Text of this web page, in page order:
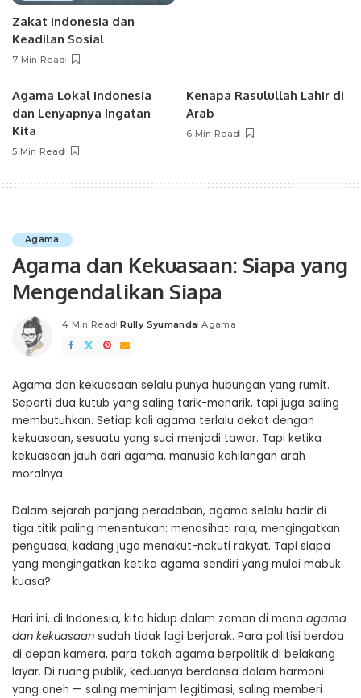
Zakat Indonesia dan
Keadilan Sosial
7 Min Read
Agama Lokal Indonesia
dan Lenyapnya Ingatan
Kita
5 Min Read
Kenapa Rasulullah Lahir di
Arab
6 Min Read
Agama
Agama dan Kekuasaan: Siapa yang
Mengendalikan Siapa
4 Min Read
Posted
by
Rully Syumanda Agama
Agama dan kekuasaan selalu punya hubungan yang rumit.
Seperti dua kutub yang saling tarik-menarik, tapi juga saling
membutuhkan. Setiap kali agama terlalu dekat dengan
kekuasaan, sesuatu yang suci menjadi tawar. Tapi ketika
kekuasaan jauh dari agama, manusia kehilangan arah
moralnya.
Dalam sejarah panjang peradaban, agama selalu hadir di
tiga titik paling menentukan: menasihati raja, mengingatkan
penguasa, kadang juga menakut-nakuti rakyat. Tapi siapa
yang mengingatkan ketika agama sendiri yang mulai mabuk
kuasa?
Hari ini, di Indonesia, kita hidup dalam zaman di mana agama
dan kekuasaan sudah tidak lagi berjarak. Para politisi berdoa
di depan kamera, para tokoh agama berpolitik di belakang
layar. Di ruang publik, keduanya berdansa dalam harmoni
yang aneh — saling meminjam legitimasi, saling memberi